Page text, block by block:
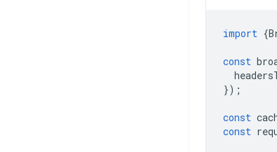
import {
const
});
const
const